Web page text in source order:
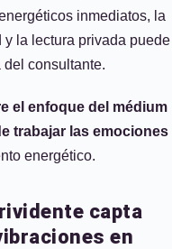
inmediatos, la
la lectura privada puede
consultante.
el enfoque del médium
trabajar las emociones
energético.
capta
en